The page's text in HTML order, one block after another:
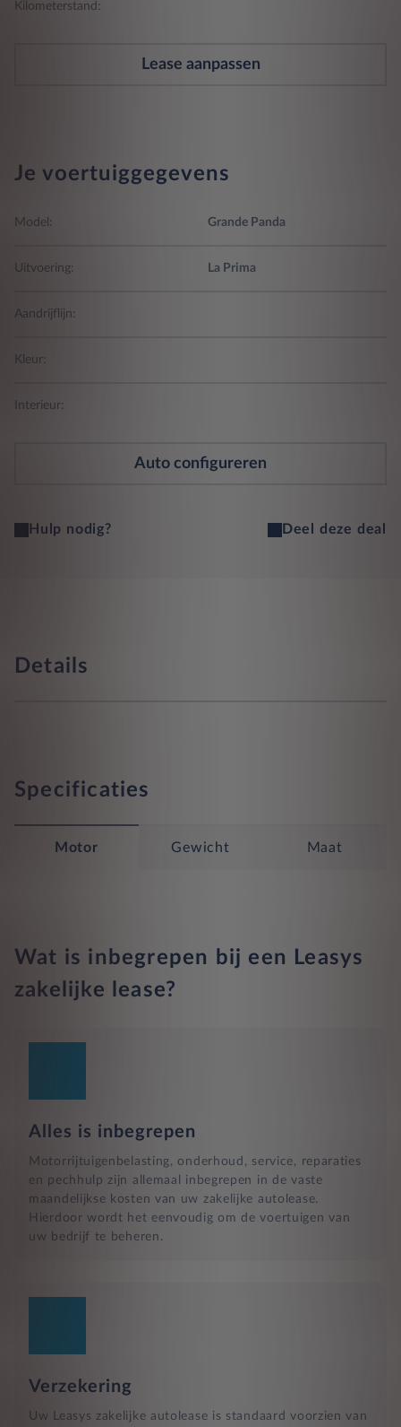
Kilometerstand:
Lease aanpassen
Je voertuiggegevens
Model: Grande Panda
Uitvoering: La Prima
Aandrijflijn:
Kleur:
Interieur:
Auto configureren
Hulp nodig? Deel deze deal
Details
Specificaties
Motor Gewicht Maat
Wat is inbegrepen bij een Leasys
zakelijke lease?
Alles is inbegrepen
Motorrijtuigenbelasting, onderhoud, service, reparaties
en pechhulp zijn allemaal inbegrepen in de vaste
maandelijkse kosten van uw zakelijke autolease.
Hierdoor wordt het eenvoudig om de voertuigen van
uw bedrijf te beheren.
Verzekering
Uw Leasys zakelijke autolease is standaard voorzien van